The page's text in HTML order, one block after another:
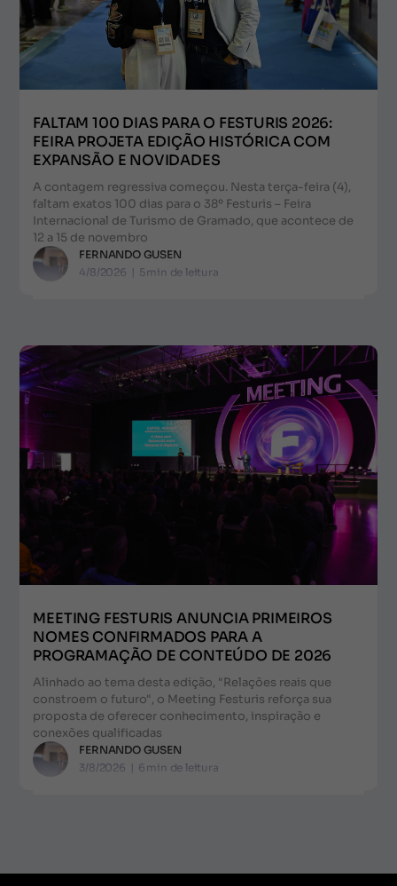
FALTAM 100 DIAS PARA O FESTURIS 2026:
FEIRA PROJETA EDIÇÃO HISTÓRICA COM
EXPANSÃO E NOVIDADES
A contagem regressiva começou. Nesta terça-feira (4),
faltam exatos 100 dias para o 38º Festuris – Feira
Internacional de Turismo de Gramado, que acontece de
12 a 15 de novembro
FERNANDO GUSEN
4/8/2026 | 5min de leitura
MEETING FESTURIS ANUNCIA PRIMEIROS
NOMES CONFIRMADOS PARA A
PROGRAMAÇÃO DE CONTEÚDO DE 2026
Alinhado ao tema desta edição, "Relações reais que
constroem o futuro", o Meeting Festuris reforça sua
proposta de oferecer conhecimento, inspiração e
conexões qualificadas
FERNANDO GUSEN
3/8/2026 | 6 min de leitura